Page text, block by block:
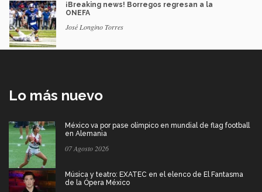
¡Breaking news! Borregos regresan a la
ONEFA
José Longino Torres
Lo más nuevo
México va por pase olímpico en mundial de flag football
en Alemania
07 Agosto 2026
Música y teatro: EXATEC en el elenco de El Fantasma
de la Ópera México